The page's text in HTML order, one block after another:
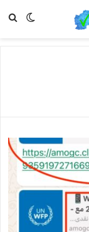
Switch